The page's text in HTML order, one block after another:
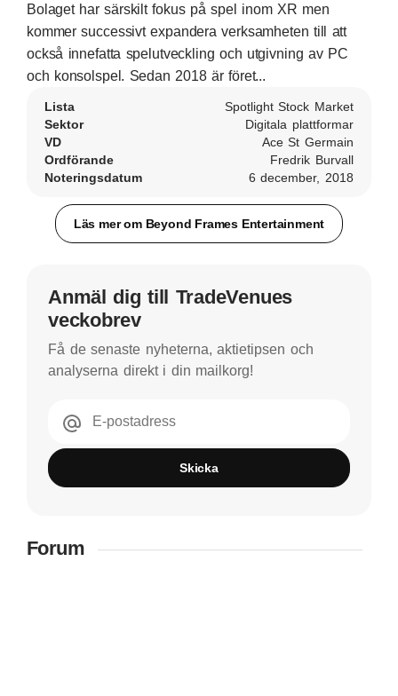
Bolaget har särskilt fokus på spel inom XR men
kommer successivt expandera verksamheten till att
också innefatta spelutveckling och utgivning av PC
och konsolspel. Sedan 2018 är föret...
Lista
Spotlight Stock Market
Sektor
Digitala plattformar
VD
Ace St Germain
Ordförande
Fredrik Burvall
Noteringsdatum
6 december, 2018
Läs mer om Beyond Frames Entertainment
Anmäl dig till TradeVenues
veckobrev
Få de senaste nyheterna, aktietipsen och
analyserna direkt i din mailkorg!
E-postadress
Skicka
Forum